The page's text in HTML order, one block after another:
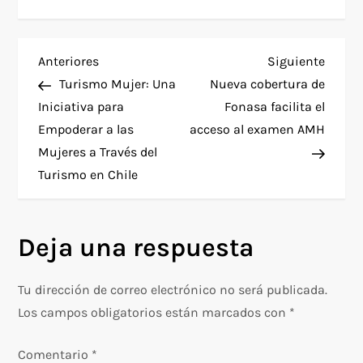
N
a
v
e
a
c
Entrada
anterior
Anteriores
Turismo Mujer: Una
Iniciativa para
Empoderar a las
Mujeres a Través del
Turismo en Chile
Siguiente
Nueva cobertura de
Fonasa facilita el
acceso al examen AMH
Deja una respuesta
Tu dirección de correo electrónico no será publicada.
Los campos obligatorios están marcados con *
Comentario *